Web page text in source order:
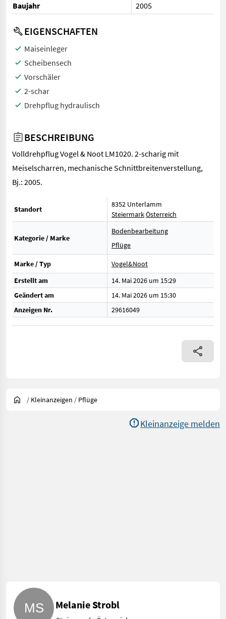
Baujahr 2005
EIGENSCHAFTEN
Maiseinleger
Scheibensech
Vorschäler
2-schar
Drehpflug hydraulisch
BESCHREIBUNG
Volldrehpflug Vogel & Noot LM1020. 2-scharig mit
Meiselscharren, mechanische Schnittbreitenverstellung,
Bj.: 2005.
Standort
8352 Unterlamm
SteiermarkÖsterreich
Kategorie / Marke
Bodenbearbeitung
Pflüge
Marke / Typ
Vogel&Noot
Erstellt am
14. Mai 2026 um 15:29
Geändert am
14. Mai 2026 um 15:30
Anzeigen Nr.
29616049
/ Kleinanzeigen / Pflüge
Kleinanzeige melden
Melanie Strobl